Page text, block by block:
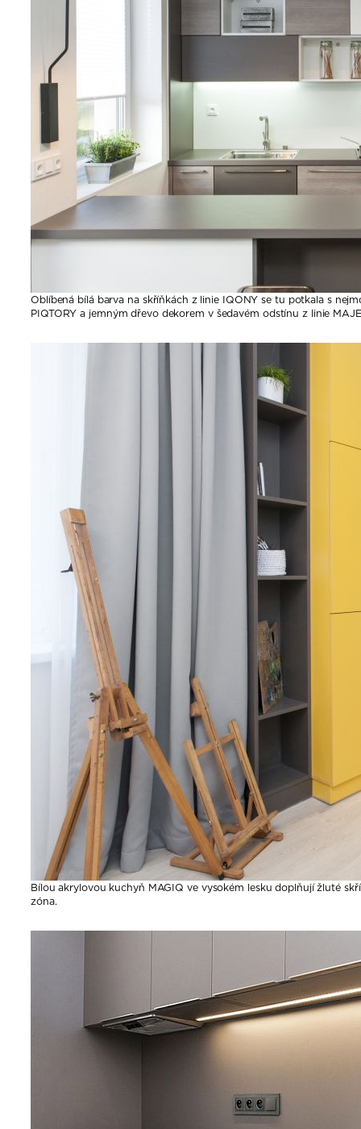
Oblíbená bílá barva na skříňkách z linie IQONY se tu potkala s
PIQTORY a jemným dřevo dekorem v šedavém odstínu z linie
Bílou akrylovou kuchyň MAGIQ ve vysokém lesku doplňují žluté
zóna.